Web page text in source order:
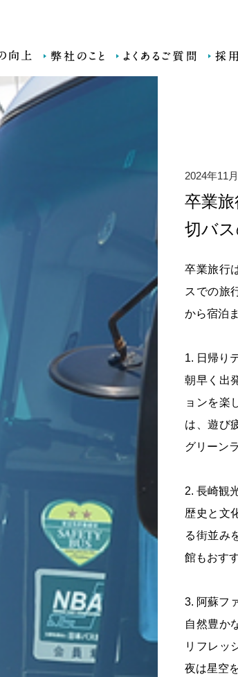
お知らせ情報
2024年11
卒業
切バ
卒業旅行
スでの旅
から宿泊
1. 日帰り
朝早く出
ョンを楽
は、遊び
グリーン
2. 長崎観
歴史と文
る街並み
館もおす
3. 阿蘇フ
自然豊か
リフレッ
夜は星空